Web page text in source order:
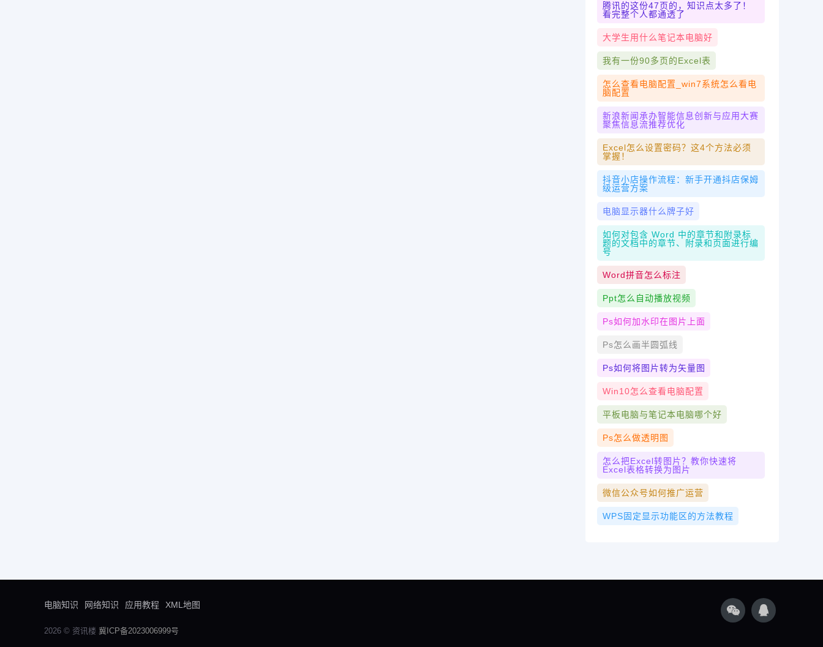
腾讯的这份47页的，知识点太多了！
看完整个人都通透了
大学生用什么笔记本电脑好
我有一份90多页的excel表
怎么查看电脑配置_win7系统怎么看电
脑配置
新浪新闻承办智能信息创新与应用大赛
聚焦信息流推荐优化
Excel怎么设置密码？这4个方法必须
掌握！
抖音小店操作流程：新手开通抖店保姆
级运营方案
电脑显示器什么牌子好
如何对包含 Word 中的章节和附录标
题的文档中的章节、附录和页面进行编
号
Word拼音怎么标注
Ppt怎么自动播放视频
Ps如何加水印在图片上面
Ps怎么画半圆弧线
Ps如何将图片转为矢量图
Win10怎么查看电脑配置
平板电脑与笔记本电脑哪个好
Ps怎么做透明图
怎么把Excel转图片？教你快速将
Excel表格转换为图片
微信公众号如何推广运营
WPS固定显示功能区的方法教程
电脑知识 网络知识 应用教程 XML地图
2026 © 资讯楼 冀ICP备2023006999号